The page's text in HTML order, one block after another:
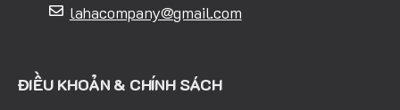
lahacompany@gmail.com
ĐIỀU KHOẢN & CHÍNH SÁCH